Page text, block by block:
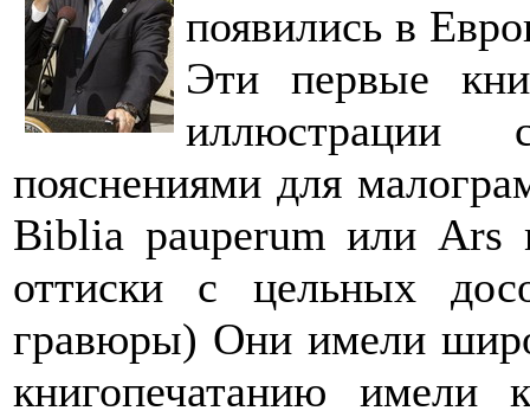
появились в
Эти первые
иллюстрации
пояснениями для
Biblia pauperum или Ars
оттиски с цельных
гравюры) Они имели
книгопечатанию имели